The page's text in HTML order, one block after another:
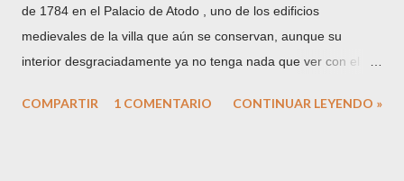
de 1784 en el Palacio de Atodo , uno de los edificios
medievales de la villa que aún se conservan, aunque su
interior desgraciadamente ya no tenga nada que ver con el
Acedo y Atodo, Conde de Echauz y María Luisa de Sarriá y
COMPARTIR 1 COMENTARIO CONTINUAR LEYENDO »